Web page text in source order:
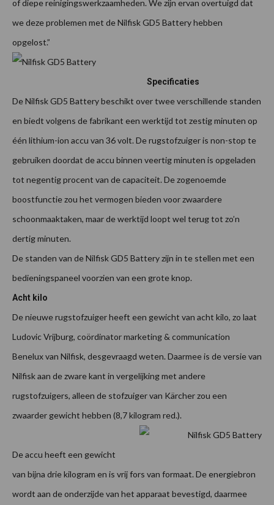
of diepe reinigingswerkzaamheden. We zijn ervan overtuigd dat
we deze problemen met de Nilfisk GD5 Battery hebben
opgelost.”
Specificaties
De Nilfisk GD5 Battery beschikt over twee verschillende standen
en biedt volgens de fabrikant een werktijd tot zestig minuten op
één lithium-ion accu van 36 volt. De rugstofzuiger is non-stop te
gebruiken doordat de accu binnen veertig minuten is opgeladen
tot negentig procent van de capaciteit. De zogenoemde
boostfunctie zou het vermogen bieden voor zwaardere
schoonmaaktaken, maar de werktijd loopt wel terug tot zo’n
dertig minuten.
De standen van de Nilfisk GD5 Battery zijn in te stellen met een
bedieningspaneel voorzien van een grote knop.
Acht kilo
De nieuwe rugstofzuiger heeft een gewicht van acht kilo, zo laat
Ludovic Vrijburg, coördinator marketing & communication
Benelux van Nilfisk, desgevraagd weten. Daarmee is de versie van
Nilfisk aan de zware kant in vergelijking met andere
rugstofzuigers, alleen de stofzuiger van Kärcher zou een
zwaarder gewicht hebben (8,7 kilogram red.).
De accu heeft een gewicht
van bijna drie kilogram en is vrij fors van formaat. De energiebron
wordt aan de onderzijde van het apparaat bevestigd, daarmee